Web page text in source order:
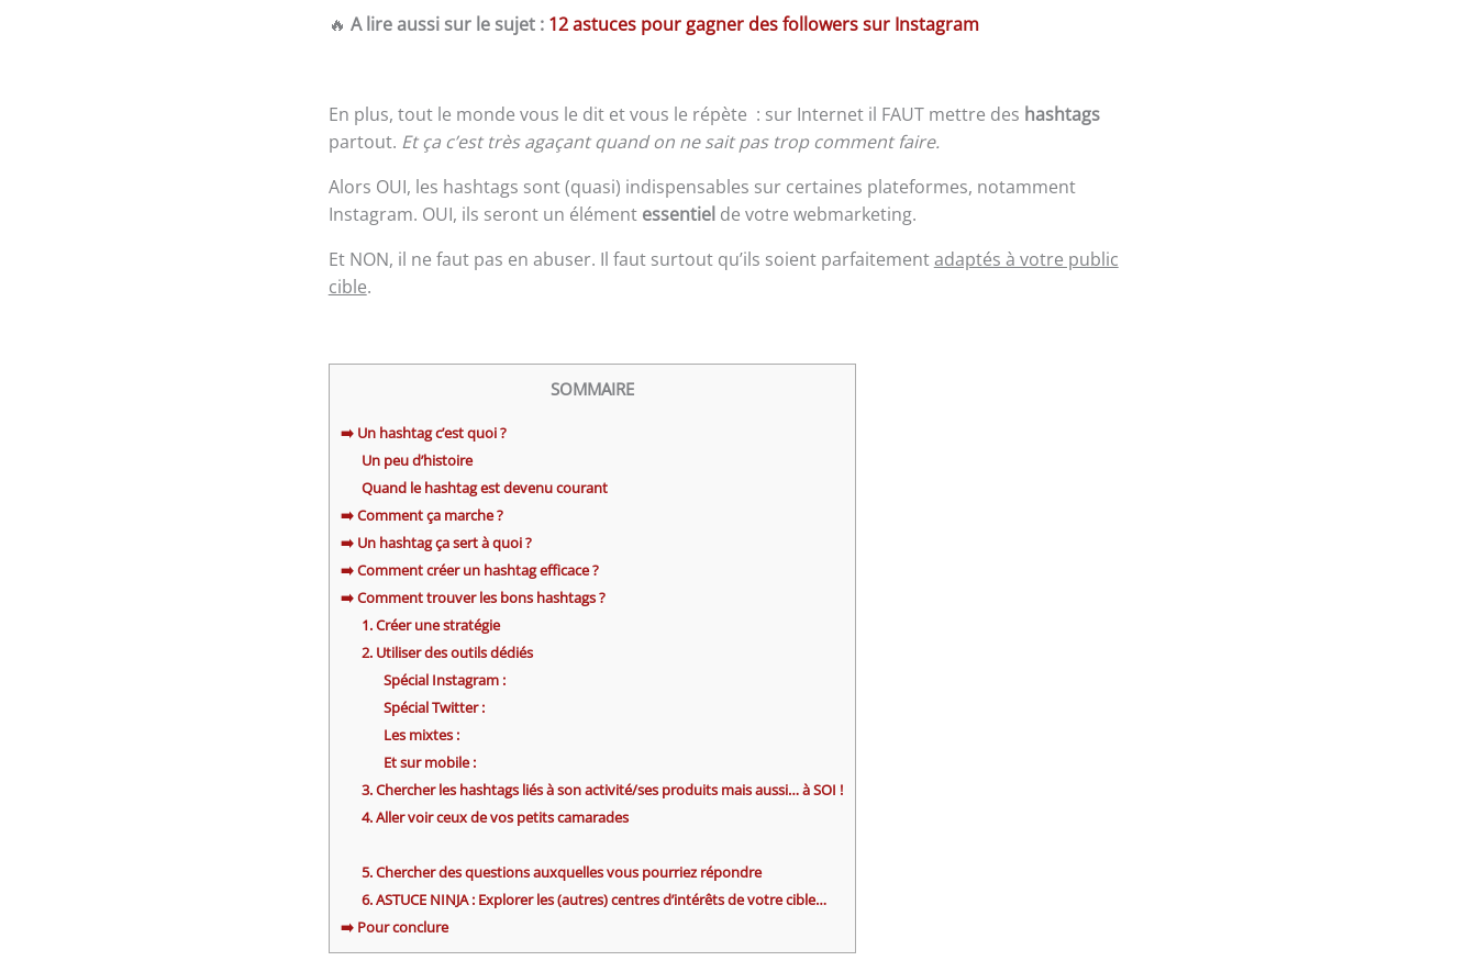
🔥 A lire aussi sur le sujet : 12 astuces pour gagner des followers sur Instagram
En plus, tout le monde vous le dit et vous le répète : sur Internet il FAUT mettre des hashtags
partout. Et ça c’est très agaçant quand on ne sait pas trop comment faire.
Alors OUI, les hashtags sont (quasi) indispensables sur certaines plateformes, notamment
Instagram. OUI, ils seront un élément essentiel de votre webmarketing.
Et NON, il ne faut pas en abuser. Il faut surtout qu’ils soient parfaitementadaptés à votre public
cible.
SOMMAIRE
➡️ Un hashtag c’est quoi ?
Un peu d’histoire
Quand le hashtag est devenu courant
➡️ Comment ça marche ?
➡️ Un hashtag ça sert à quoi ?
➡️ Comment créer un hashtag efficace ?
➡️ Comment trouver les bons hashtags ?
1. Créer une stratégie
2. Utiliser des outils dédiés
Spécial Instagram :
Spécial Twitter :
Les mixtes :
Et sur mobile :
3. Chercher les hashtags liés à son activité/ses produits mais aussi… à SOI !
4. Aller voir ceux de vos petits camarades
5. Chercher des questions auxquelles vous pourriez répondre
6. ASTUCE NINJA : Explorer les (autres) centres d’intérêts de votre cible…
➡️ Pour conclure